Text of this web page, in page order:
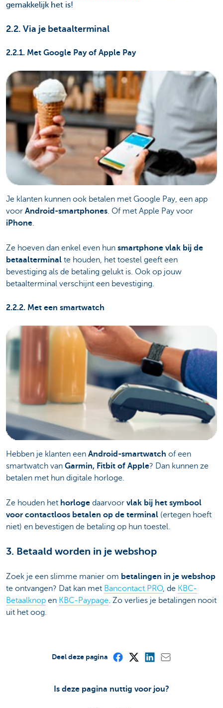
gemakkelijk het is!
2.2. Via je betaalterminal
2.2.1. Met Google Pay of Apple Pay
Je klanten kunnen ook betalen met Google Pay, een app
voor Android-smartphones. Of met Apple Pay voor
iPhone.
Ze hoeven dan enkel even hun smartphone vlak bij de
betaalterminal te houden, het toestel geeft een
bevestiging als de betaling gelukt is. Ook op jouw
betaalterminal verschijnt een bevestiging.
2.2.2. Met een smartwatch
Hebben je klanten een Android-smartwatch of een
smartwatch van Garmin, Fitbit of Apple? Dan kunnen ze
betalen met hun digitale horloge.
Ze houden het horloge daarvoor vlak bij het symbool
voor contactloos betalen op de terminal (ertegen hoeft
niet) en bevestigen de betaling op hun toestel.
3. Betaald worden in je webshop
Zoek je een slimme manier om betalingen in je webshop
te ontvangen? Dat kan met Bancontact PRO, de KBC-
Betaalknop en KBC-Paypage. Zo verlies je betalingen nooit
uit het oog.
Is deze pagina nuttig voor jou?
Deel deze pagina